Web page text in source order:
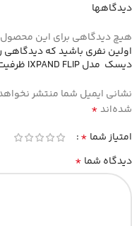
دیدگاهها
هیچ دیدگاهی برای این
اولین نفری باشید که
دیسک مدل IXPAND FLIP ظرفیت 256 گیگابایت”
نشانی ایمیل شما منتشر
شده‌اند*
امتیاز شما *
دیدگاه شما *